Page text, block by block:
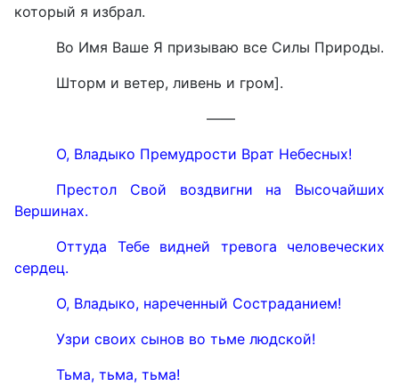
который я избрал.
Во Имя Ваше Я призываю все Силы Природы.
Шторм и ветер, ливень и гром].
——
О, Владыко Премудрости Врат Небесных!
Престол Свой воздвигни на Высочайших
Вершинах.
Оттуда Тебе видней тревога человеческих
сердец.
О, Владыко, нареченный Состраданием!
Узри своих сынов во тьме людской!
Тьма, тьма, тьма!